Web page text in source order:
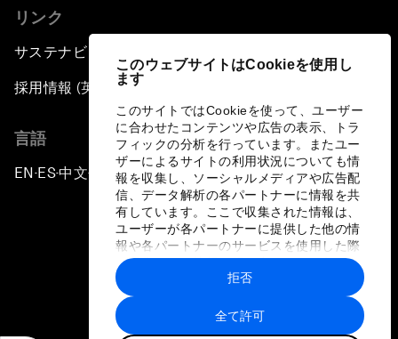
このウェブサイトはCookieを使用し
ます
このサイトではCookieを使って、ユーザー
に合わせたコンテンツや広告の表示、トラ
フィックの分析を行っています。またユー
ザーによるサイトの利用状況についても情
報を収集し、ソーシャルメディアや広告配
信、データ解析の各パートナーに情報を共
有しています。ここで収集された情報は、
ユーザーが各パートナーに提供した他の情
報や各パートナーのサービスを使用した際
に収集された情報と組み合わされ、各パー
トナーによって使用されることがありま
す。
全て許可
拒否
リンク
サステナビリティへの取り組み
採用情報 (英語のみ)
言語
EN ▪ES▪中文▪ 日本語
プライバシーポリシーと利用規約
サイトマップ